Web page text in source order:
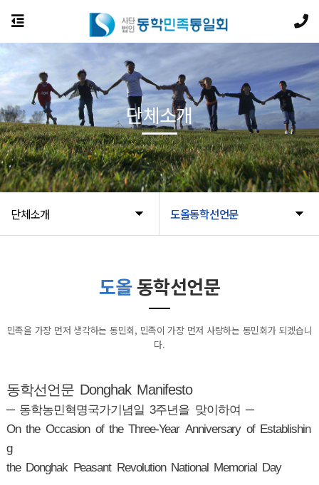
단체소개 도올동학선언문
단체소개
도올동학선언문
민족을 가장 먼저 생각하는 동민회, 민족이 가장 먼저 사랑하는 동민회가 되겠습니
다.
동학선언문 Donghak Manifesto
─ 동학농민혁명국가기념일 3주년을 맞이하여 ─
On the Occasion of the Three-Year Anniversary of Establishin
g
the Donghak Peasant Revolution National Memorial Day